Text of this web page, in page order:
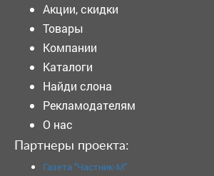
Акции, скидки
Товары
Компании
Каталоги
Найди слона
Рекламодателям
О нас
Партнеры проекта:
Газета "Частник-М"